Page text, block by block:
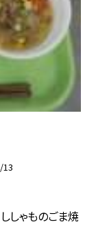
13
しゃものごま焼